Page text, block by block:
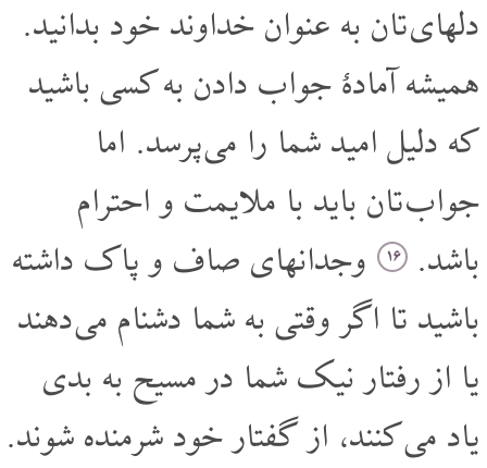
دلهای تان به عنوان خداوند خود بدانید.
همیشه آمادۀ جواب دادن به کسی باشید
که دلیل امید شما را می پرسد. اما
جواب تان باید با ملایمت و احترام
باشد.
۱۶ وجدانهای صاف و پاک داشته
باشید تا اگر وقتی به شما دشنام می دهند
یا از رفتار نیک شما در مسیح به بدی
یاد می کنند، از گفتار خود شرمنده شوند.